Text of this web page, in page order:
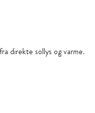
direkte sollys og varme.